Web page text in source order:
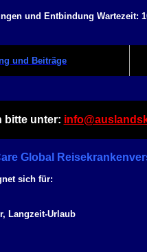
und Entbindung Wartezeit:
und Beiträge
bitte unter:
Global
sich für:
Langzeit-Urlaub